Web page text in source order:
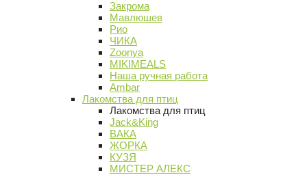
Закрома
Мавлюшев
Рио
ЧИКА
Zoonya
MIKIMEALS
Наша ручная работа
Ambar
Лакомства для птиц
Лакомства для птиц
Jack&King
ВАКА
ЖОРКА
КУЗЯ
МИСТЕР АЛЕКС